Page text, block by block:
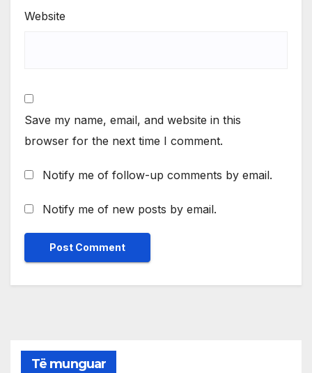
Website
Save my name, email, and website in this
browser for the next time I comment.
Notify me of follow-up comments by email.
Notify me of new posts by email.
Të munguar